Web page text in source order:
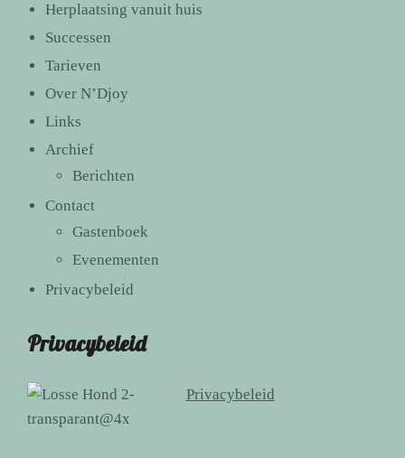
Herplaatsing vanuit huis
Successen
Tarieven
Over N’Djoy
Links
Archief
Berichten
Contact
Gastenboek
Evenementen
Privacybeleid
Privacybeleid
Privacybeleid